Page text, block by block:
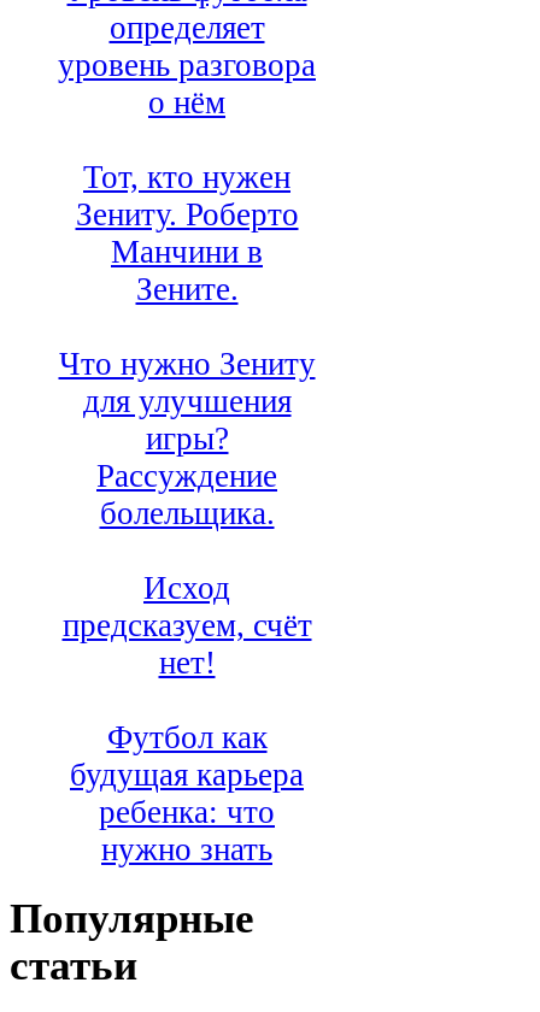
определяет
уровень разговора
о нём
Тот, кто нужен
Зениту. Роберто
Манчини в
Зените.
Что нужно Зениту
для улучшения
игры?
Рассуждение
болельщика.
Исход
предсказуем, счёт
нет!
Футбол как
будущая карьера
ребенка: что
нужно знать
Популярные
статьи